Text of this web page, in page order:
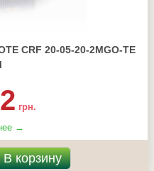
CRF 20-05-20-2MGO-TE
грн.
→
В корзину